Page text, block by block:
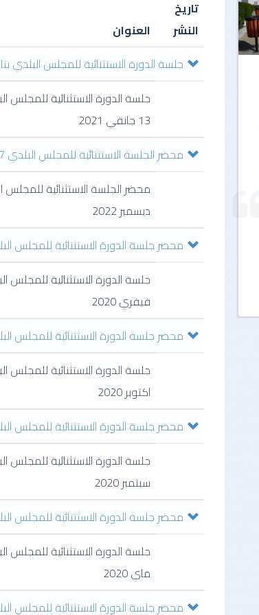
تاريخ
النشر
العنوان
جلسة الدورة الاستثنائية للمجلس البلدي بتاريخ 13 جانفي
جلسة الدورة الاستثنائية للمجلس
13 جانفي 2021
محضر الجلسة الاستثنائية للمجلس البلدي 17 ديسمبر 2022
ديسمبر 2022
محضر جلسة الدورة الاستثنائية للمجلس البلدي 03
فيفري 2020
محضر جلسة الدورة الاستثنائية للمجلس البلدي 11
اكتوبر 2020
محضر جلسة الدورة الاستثنائية للمجلس البلدي 11
سبتمبر 2020
محضر جلسة الدورة الاستثنائية للمجلس البلدي 15
ماي 2020
محضر جلسة الدورة الاستثنائية للمجلس البلدي 21